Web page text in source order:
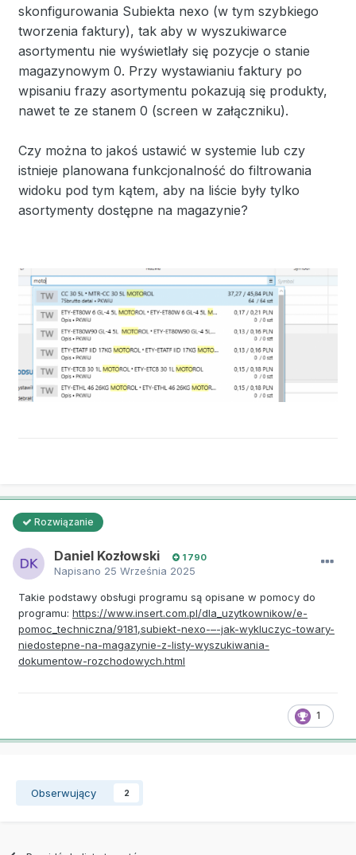
skonfigurowania Subiekta nexo (w tym szybkiego
tworzenia faktury), tak aby w wyszukiwarce
asortymentu nie wyświetlały się pozycje o stanie
magazynowym 0. Przy wystawianiu faktury po
wpisaniu frazy asortymentu pokazują się produkty,
nawet te ze stanem 0 (screen w załączniku).
Czy można to jakoś ustawić w systemie lub czy
istnieje planowana funkcjonalność do filtrowania
widoku pod tym kątem, aby na liście były tylko
asortymenty dostępne na magazynie?
Rozwiązanie
Daniel Kozłowski 1 790
Napisano 25 Września 2025
Takie podstawy obsługi programu są opisane w pomocy do
programu: https://www.insert.com.pl/dla_uzytkownikow/e-
pomoc_techniczna/9181,subiekt-nexo-–-jak-wykluczyc-towary-
niedostepne-na-magazynie-z-listy-wyszukiwania-
dokumentow-rozchodowych.html
1
Obserwujący 2